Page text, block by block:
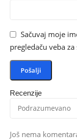
Recenzije
Još nema
Sačuvaj moje
pregledaču veba